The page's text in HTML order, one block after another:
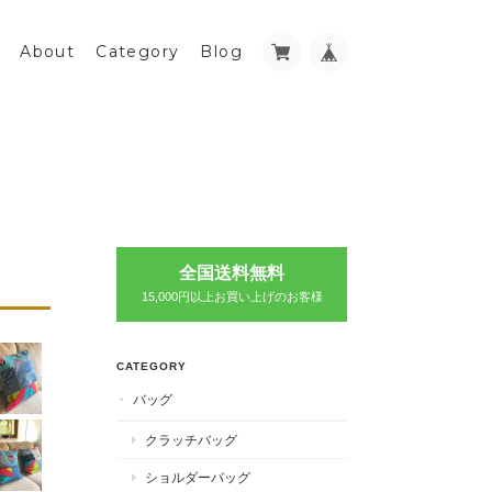
About Category Blog
全国送料無料
15,000円以上お買い上げのお客様
CATEGORY
バッグ
クラッチバッグ
ショルダーバッグ